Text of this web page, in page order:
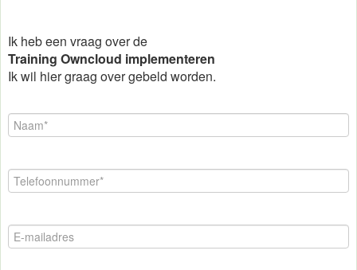
Ik heb een vraag over de
Training Owncloud implementeren
Ik wil hier graag over gebeld worden.